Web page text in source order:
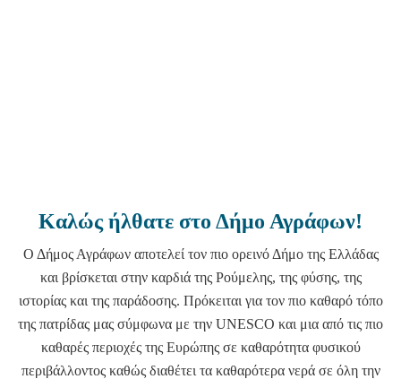
Καλώς ήλθατε στο Δήμο Αγράφων!
Ο Δήμος Αγράφων αποτελεί τον πιο ορεινό Δήμο της Ελλάδας
και βρίσκεται στην καρδιά της Ρούμελης, της φύσης, της
ιστορίας και της παράδοσης. Πρόκειται για τον πιο καθαρό τόπο
της πατρίδας μας σύμφωνα με την UNESCO και μια από τις πιο
καθαρές περιοχές της Ευρώπης σε καθαρότητα φυσικού
περιβάλλοντος καθώς διαθέτει τα καθαρότερα νερά σε όλη την